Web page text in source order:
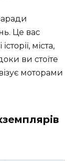
Це вас
міста,
ви стоїте
моторами